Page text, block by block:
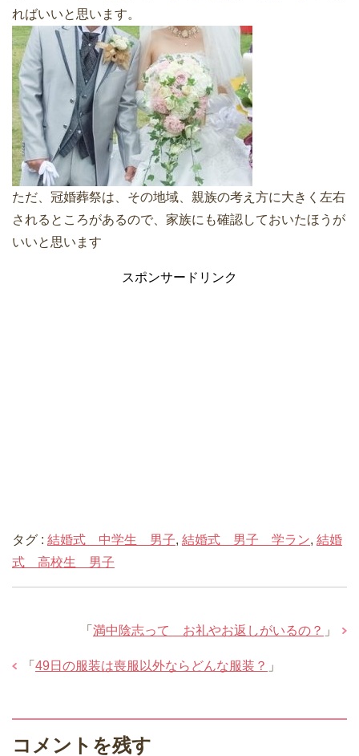
ればいいと思います。
ただ、冠婚葬祭は、その地域、親族の考え方に大きく左右
されるところがあるので、家族にも確認しておいたほうが
いいと思います
スポンサードリンク
タグ : 結婚式 中学生 男子, 結婚式 男子 学ラン, 結婚
式 高校生 男子
「 満中陰志って お礼やお返しがいるの？ 」
「 49日の服装は喪服以外ならどんな服装？ 」
コメントを残す